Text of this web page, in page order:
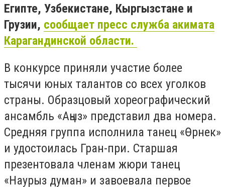
Египте, Узбекистане, Кыргызстане и
Грузии, сообщает пресс служба акимата
Карагандинской области.
В конкурсе приняли участие более
тысячи юных талантов со всех уголков
страны. Образцовый хореографический
ансамбль «Аңыз» представил два номера.
Средняя группа исполнила танец «Өрнек»
и удостоилась Гран-при. Старшая
презентовала членам жюри танец
«Наурыз думан» и завоевала первое